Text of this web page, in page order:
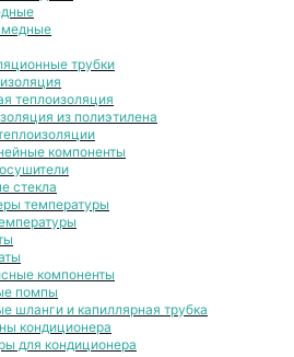
медные
трубки
теплоизоляция
из полиэтилена
компоненты
стекла
температуры
компоненты
помпы
шланги и капиллярная трубка
кондиционера
для кондиционера